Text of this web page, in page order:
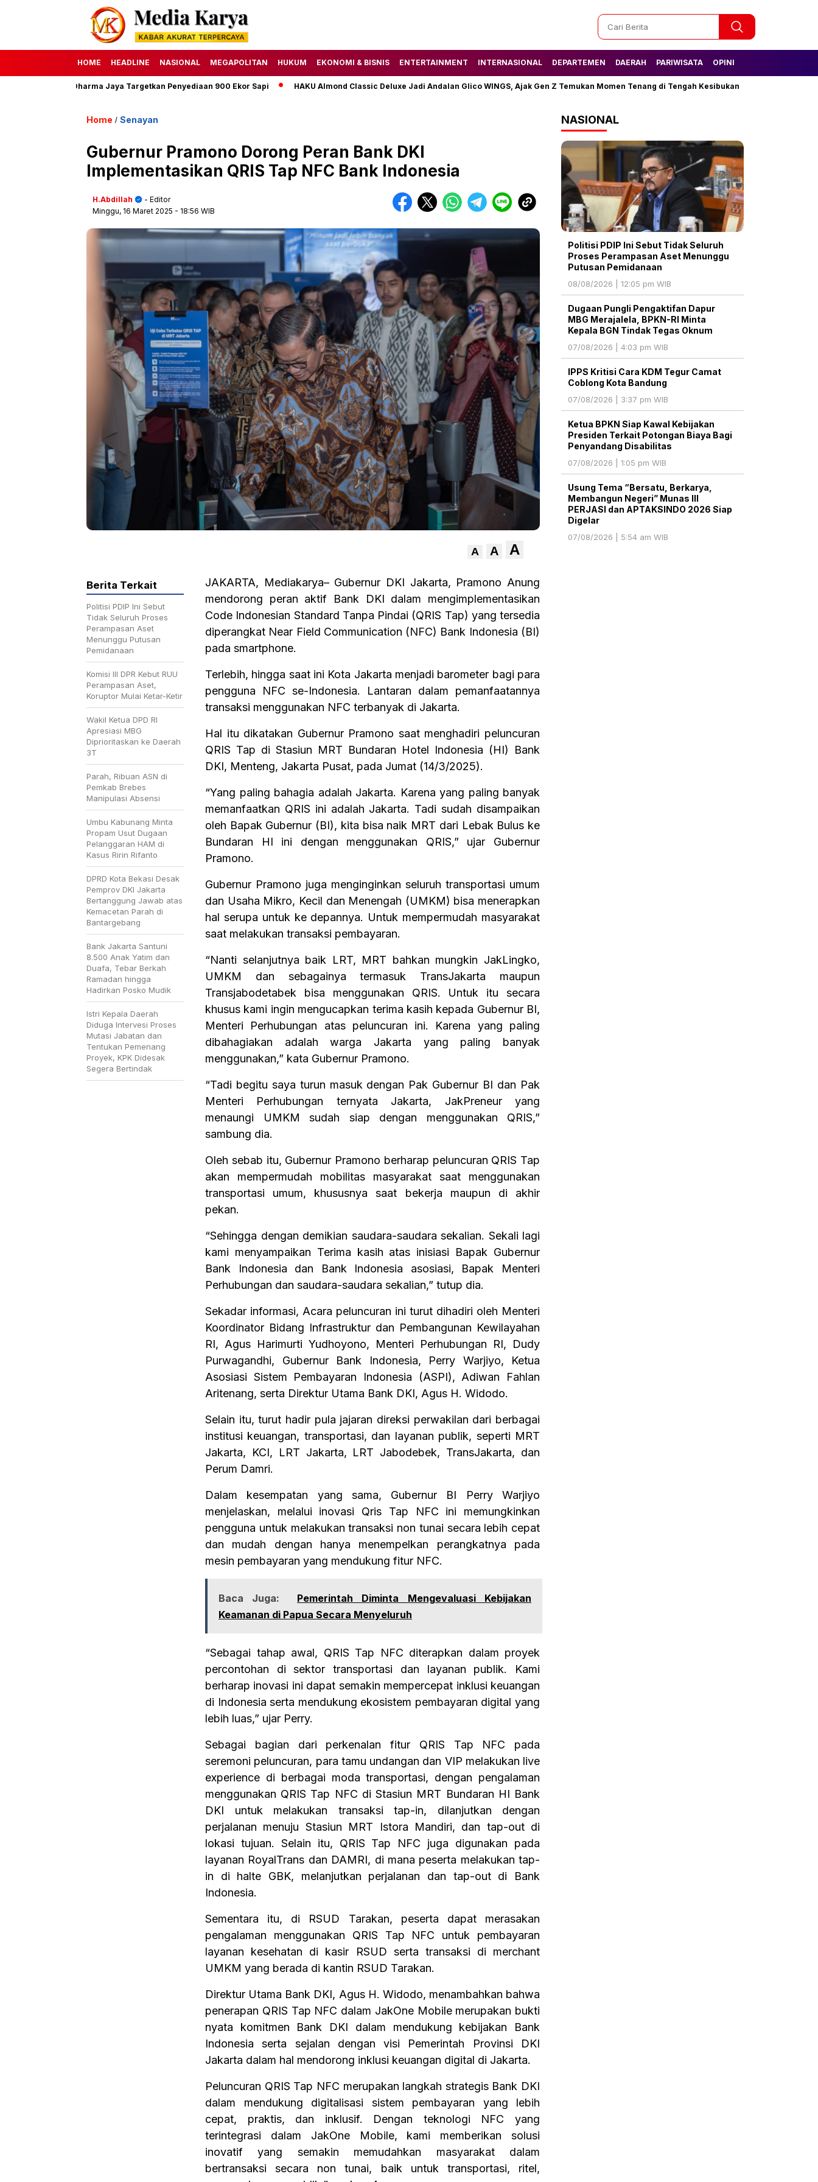
HOME HEADLINE NASIONAL MEGAPOLITAN HUKUM EKONOMI & BISNIS ENTERTAINMENT INTERNASIONAL DEPARTEMEN DAERAH PARIWISATA OPINI
Dharma Jaya Targetkan Penyediaan 900 Ekor Sapi HAKU Almond Classic Deluxe Jadi Andalan Glico WINGS, Ajak Gen Z Temukan Momen Tenang di Tengah Kesibukan Tak Lagi Kesulitan Air,
Home / Senayan
Gubernur Pramono Dorong Peran Bank DKI
Implementasikan QRIS Tap NFC Bank Indonesia
H.Abdillah
- Editor
Minggu, 16 Maret 2025 - 18:56 WIB
A A A
JAKARTA, Mediakarya– Gubernur DKI Jakarta, Pramono Anung
mendorong peran aktif Bank DKI dalam mengimplementasikan
Code Indonesian Standard Tanpa Pindai (QRIS Tap) yang tersedia
diperangkat Near Field Communication (NFC) Bank Indonesia (BI)
pada smartphone.
Terlebih, hingga saat ini Kota Jakarta menjadi barometer bagi para
pengguna NFC se-Indonesia. Lantaran dalam pemanfaatannya
transaksi menggunakan NFC terbanyak di Jakarta.
Hal itu dikatakan Gubernur Pramono saat menghadiri peluncuran
QRIS Tap di Stasiun MRT Bundaran Hotel Indonesia (HI) Bank
DKI, Menteng, Jakarta Pusat, pada Jumat (14/3/2025).
“Yang paling bahagia adalah Jakarta. Karena yang paling banyak
memanfaatkan QRIS ini adalah Jakarta. Tadi sudah disampaikan
oleh Bapak Gubernur (BI), kita bisa naik MRT dari Lebak Bulus ke
Bundaran HI ini dengan menggunakan QRIS,” ujar Gubernur
Pramono.
Gubernur Pramono juga menginginkan seluruh transportasi umum
dan Usaha Mikro, Kecil dan Menengah (UMKM) bisa menerapkan
hal serupa untuk ke depannya. Untuk mempermudah masyarakat
saat melakukan transaksi pembayaran.
“Nanti selanjutnya baik LRT, MRT bahkan mungkin JakLingko,
UMKM dan sebagainya termasuk TransJakarta maupun
Transjabodetabek bisa menggunakan QRIS. Untuk itu secara
khusus kami ingin mengucapkan terima kasih kepada Gubernur BI,
Menteri Perhubungan atas peluncuran ini. Karena yang paling
dibahagiakan adalah warga Jakarta yang paling banyak
menggunakan,” kata Gubernur Pramono.
“Tadi begitu saya turun masuk dengan Pak Gubernur BI dan Pak
Menteri Perhubungan ternyata Jakarta, JakPreneur yang
menaungi UMKM sudah siap dengan menggunakan QRIS,”
sambung dia.
Oleh sebab itu, Gubernur Pramono berharap peluncuran QRIS Tap
akan mempermudah mobilitas masyarakat saat menggunakan
transportasi umum, khususnya saat bekerja maupun di akhir
pekan.
“Sehingga dengan demikian saudara-saudara sekalian. Sekali lagi
kami menyampaikan Terima kasih atas inisiasi Bapak Gubernur
Bank Indonesia dan Bank Indonesia asosiasi, Bapak Menteri
Perhubungan dan saudara-saudara sekalian,” tutup dia.
Sekadar informasi, Acara peluncuran ini turut dihadiri oleh Menteri
Koordinator Bidang Infrastruktur dan Pembangunan Kewilayahan
RI, Agus Harimurti Yudhoyono, Menteri Perhubungan RI, Dudy
Purwagandhi, Gubernur Bank Indonesia, Perry Warjiyo, Ketua
Asosiasi Sistem Pembayaran Indonesia (ASPI), Adiwan Fahlan
Aritenang, serta Direktur Utama Bank DKI, Agus H. Widodo.
Selain itu, turut hadir pula jajaran direksi perwakilan dari berbagai
institusi keuangan, transportasi, dan layanan publik, seperti MRT
Jakarta, KCI, LRT Jakarta, LRT Jabodebek, TransJakarta, dan
Perum Damri.
Dalam kesempatan yang sama, Gubernur BI Perry Warjiyo
menjelaskan, melalui inovasi Qris Tap NFC ini memungkinkan
pengguna untuk melakukan transaksi non tunai secara lebih cepat
dan mudah dengan hanya menempelkan perangkatnya pada
mesin pembayaran yang mendukung fitur NFC.
Baca Juga:
Pemerintah Diminta Mengevaluasi Kebijakan
Keamanan di Papua Secara Menyeluruh
“Sebagai tahap awal, QRIS Tap NFC diterapkan dalam proyek
percontohan di sektor transportasi dan layanan publik. Kami
berharap inovasi ini dapat semakin mempercepat inklusi keuangan
di Indonesia serta mendukung ekosistem pembayaran digital yang
lebih luas,” ujar Perry.
Sebagai bagian dari perkenalan fitur QRIS Tap NFC pada
seremoni peluncuran, para tamu undangan dan VIP melakukan live
experience di berbagai moda transportasi, dengan pengalaman
menggunakan QRIS Tap NFC di Stasiun MRT Bundaran HI Bank
DKI untuk melakukan transaksi tap-in, dilanjutkan dengan
perjalanan menuju Stasiun MRT Istora Mandiri, dan tap-out di
lokasi tujuan. Selain itu, QRIS Tap NFC juga digunakan pada
layanan RoyalTrans dan DAMRI, di mana peserta melakukan tap-
in di halte GBK, melanjutkan perjalanan dan tap-out di Bank
Indonesia.
Sementara itu, di RSUD Tarakan, peserta dapat merasakan
pengalaman menggunakan QRIS Tap NFC untuk pembayaran
layanan kesehatan di kasir RSUD serta transaksi di merchant
UMKM yang berada di kantin RSUD Tarakan.
Direktur Utama Bank DKI, Agus H. Widodo, menambahkan bahwa
penerapan QRIS Tap NFC dalam JakOne Mobile merupakan bukti
nyata komitmen Bank DKI dalam mendukung kebijakan Bank
Indonesia serta sejalan dengan visi Pemerintah Provinsi DKI
Jakarta dalam hal mendorong inklusi keuangan digital di Jakarta.
Peluncuran QRIS Tap NFC merupakan langkah strategis Bank DKI
dalam mendukung digitalisasi sistem pembayaran yang lebih
cepat, praktis, dan inklusif. Dengan teknologi NFC yang
terintegrasi dalam JakOne Mobile, kami memberikan solusi
inovatif yang semakin memudahkan masyarakat dalam
bertransaksi secara non tunai, baik untuk transportasi, ritel,
Berita Terkait
Politisi PDIP Ini Sebut
Tidak Seluruh Proses
Perampasan Aset
Menunggu Putusan
Pemidanaan
Komisi III DPR Kebut RUU
Perampasan Aset,
Koruptor Mulai Ketar-Ketir
Wakil Ketua DPD RI
Apresiasi MBG
Diprioritaskan ke Daerah
3T
Parah, Ribuan ASN di
Pemkab Brebes
Manipulasi Absensi
Umbu Kabunang Minta
Propam Usut Dugaan
Pelanggaran HAM di
Kasus Ririn Rifanto
DPRD Kota Bekasi Desak
Pemprov DKI Jakarta
Bertanggung Jawab atas
Kemacetan Parah di
Bantargebang
Bank Jakarta Santuni
8.500 Anak Yatim dan
Duafa, Tebar Berkah
Ramadan hingga
Hadirkan Posko Mudik
Istri Kepala Daerah
Diduga Intervesi Proses
Mutasi Jabatan dan
Tentukan Pemenang
Proyek, KPK Didesak
Segera Bertindak
NASIONAL
Politisi PDIP Ini Sebut Tidak Seluruh
Proses Perampasan Aset Menunggu
Putusan Pemidanaan
08/08/2026 | 12:05 pm WIB
Dugaan Pungli Pengaktifan Dapur
MBG Merajalela, BPKN-RI Minta
Kepala BGN Tindak Tegas Oknum
07/08/2026 | 4:03 pm WIB
IPPS Kritisi Cara KDM Tegur Camat
Coblong Kota Bandung
07/08/2026 | 3:37 pm WIB
Ketua BPKN Siap Kawal Kebijakan
Presiden Terkait Potongan Biaya Bagi
Penyandang Disabilitas
07/08/2026 | 1:05 pm WIB
Usung Tema “Bersatu, Berkarya,
Membangun Negeri” Munas III
PERJASI dan APTAKSINDO 2026 Siap
Digelar
07/08/2026 | 5:54 am WIB